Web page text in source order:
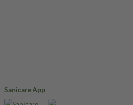
Sanicare App